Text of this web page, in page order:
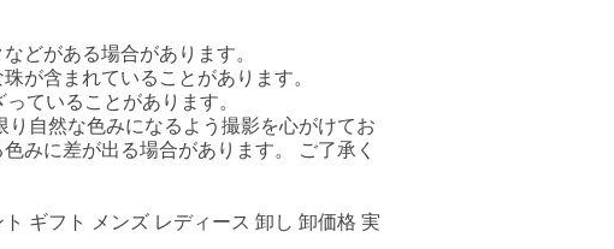
どがある場合があります。
が含まれていることがあります。
ていることがあります。
自然な色みになるよう撮影を心がけてお
みに差が出る場合があります。 ご了承く
ギフト メンズ レディース 卸し 卸価格 実